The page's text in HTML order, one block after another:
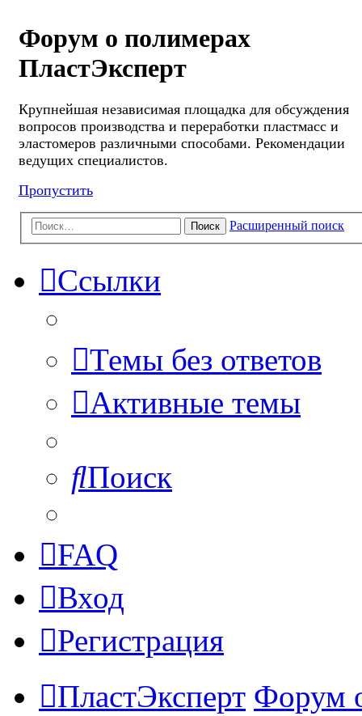
Форум о полимерах
ПластЭксперт
Крупнейшая независимая площадка для обсуждения
вопросов производства и переработки пластмасс и
эластомеров различными способами. Рекомендации
ведущих специалистов.
Пропустить
Поиск Расширенный поиск
Ссылки
Темы без ответов
Активные темы
Поиск
FAQ
Вход
Регистрация
ПластЭксперт Форум